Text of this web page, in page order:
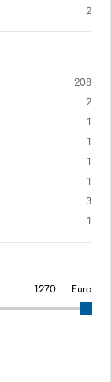
2
208
2
1
1
1
1
3
1
Euro